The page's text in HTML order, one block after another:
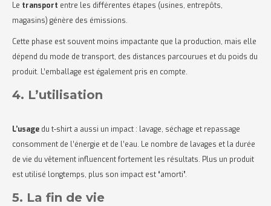
Le transport entre les différentes étapes (usines, entrepôts,
magasins) génère des émissions.
Cette phase est souvent moins impactante que la production, mais elle
dépend du mode de transport, des distances parcourues et du poids du
produit. L’emballage est également pris en compte.
4. L’utilisation
L’usage du t-shirt a aussi un impact : lavage, séchage et repassage
consomment de l’énergie et de l’eau. Le nombre de lavages et la durée
de vie du vêtement influencent fortement les résultats. Plus un produit
est utilisé longtemps, plus son impact est “amorti”.
5. La fin de vie